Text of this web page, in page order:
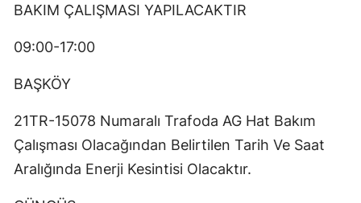
BAKIM ÇALIŞMASI YAPILACAKTIR
09:00-17:00
BAŞKÖY
21TR-15078 Numaralı Trafoda AG Hat Bakım
Çalışması Olacağından Belirtilen Tarih Ve Saat
Aralığında Enerji Kesintisi Olacaktır.